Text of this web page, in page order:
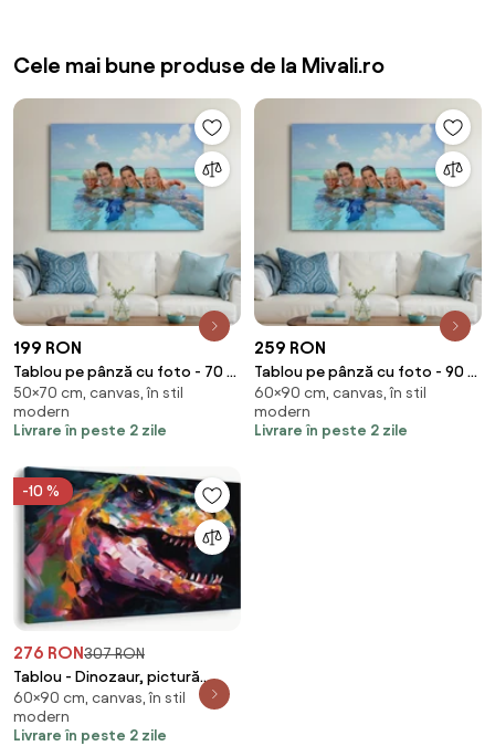
Cele mai bune produse de la Mivali.ro
199 RON
Tablou pe pânză cu foto - 70 x
50 cm (70x50 cm)
50×70 cm, canvas, în stil
modern
Livrare în peste 2 zile
259 RON
Tablou pe pânză cu foto - 90 x
60 cm (90x60 cm)
60×90 cm, canvas, în stil
modern
Livrare în peste 2 zile
-10 %
276 RON307 RON
Tablou - Dinozaur, pictură
(90x60 cm)
60×90 cm, canvas, în stil
modern
Livrare în peste 2 zile